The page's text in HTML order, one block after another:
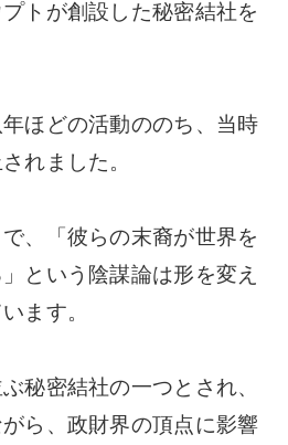
トが創設した秘密結社を
ほどの活動ののち、当時
れました。
、「彼らの末裔が世界を
という陰謀論は形を変え
ます。
秘密結社の一つとされ、
ら、政財界の頂点に影響